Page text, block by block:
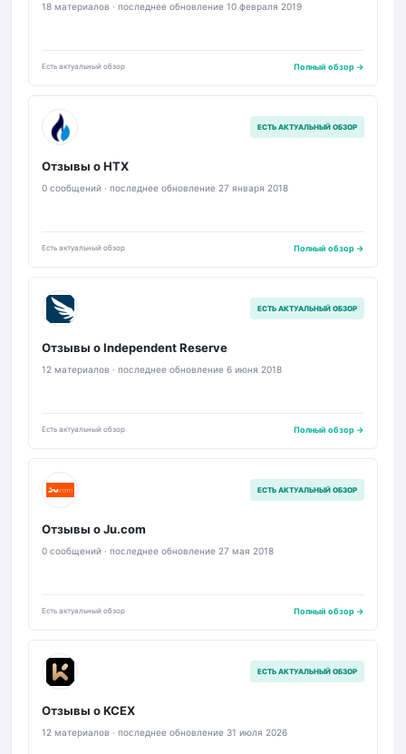
18 материалов · последнее обновление 10 февраля 2019
Есть актуальный обзор Полный обзор →
H ЕСТЬ АКТУАЛЬНЫЙ ОБЗОР
Отзывы о HTX
0 сообщений · последнее обновление 27 января 2018
Есть актуальный обзор Полный обзор →
IR ЕСТЬ АКТУАЛЬНЫЙ ОБЗОР
Отзывы о Independent Reserve
12 материалов · последнее обновление 6 июня 2018
Есть актуальный обзор Полный обзор →
JU ЕСТЬ АКТУАЛЬНЫЙ ОБЗОР
Отзывы о Ju.com
0 сообщений · последнее обновление 27 мая 2018
Есть актуальный обзор Полный обзор →
KC ЕСТЬ АКТУАЛЬНЫЙ ОБЗОР
Отзывы о KCEX
12 материалов · последнее обновление 31 июля 2026